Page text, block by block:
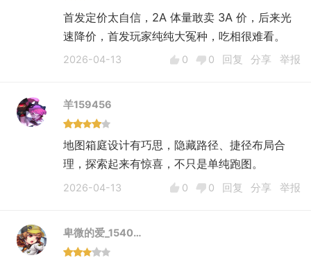
首发定价太自信，2A 体量敢卖 3A 价，后来光
速降价，首发玩家纯纯大冤种，吃相很难看。
2026-04-13 0 0 回复 分享 举报
羊159456
地图箱庭设计有巧思，隐藏路径、捷径布局合
理，探索起来有惊喜，不只是单纯跑图。
2026-04-13 0 0 回复 分享 举报
卑微的爱_1540…